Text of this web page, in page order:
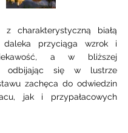
z charakterystyczną białą
daleka przyciąga wzrok i
a w bliższej
odbijając się w lustrze
zachęca do odwiedzin
jak i przypałacowych